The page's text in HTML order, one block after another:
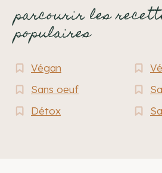
parcourir les
populaires
Végan
Sans oeuf
Détox